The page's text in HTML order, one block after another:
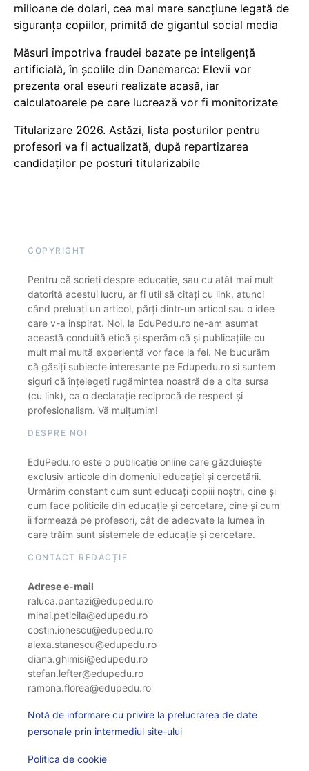
milioane de dolari, cea mai mare sancțiune legată de
siguranța copiilor, primită de gigantul social media
Măsuri împotriva fraudei bazate pe inteligență
artificială, în școlile din Danemarca: Elevii vor
prezenta oral eseuri realizate acasă, iar
calculatoarele pe care lucrează vor fi monitorizate
Titularizare 2026. Astăzi, lista posturilor pentru
profesori va fi actualizată, după repartizarea
candidaților pe posturi titularizabile
COPYRIGHT
Pentru că scrieți despre educație, sau cu atât mai mult
datorită acestui lucru, ar fi util să citați cu link, atunci
când preluați un articol, părți dintr-un articol sau o idee
care v-a inspirat. Noi, la EduPedu.ro ne-am asumat
această conduită etică și sperăm că și publicațiile cu
mult mai multă experiență vor face la fel. Ne bucurăm
că găsiți subiecte interesante pe Edupedu.ro și suntem
siguri că înțelegeți rugămintea noastră de a cita sursa
(cu link), ca o declarație reciprocă de respect și
profesionalism. Vă mulțumim!
DESPRE NOI
EduPedu.ro este o publicație online care găzduiește
exclusiv articole din domeniul educației și cercetării.
Urmărim constant cum sunt educați copiii noștri, cine și
cum face politicile din educație și cercetare, cine și cum
îi formează pe profesori, cât de adecvate la lumea în
care trăim sunt sistemele de educație și cercetare.
CONTACT REDACȚIE
Adrese e-mail
raluca.pantazi@edupedu.ro
mihai.peticila@edupedu.ro
costin.ionescu@edupedu.ro
alexa.stanescu@edupedu.ro
diana.ghimisi@edupedu.ro
stefan.lefter@edupedu.ro
ramona.florea@edupedu.ro
Notă de informare cu privire la prelucrarea de date
personale prin intermediul site-ului
Politica de cookie